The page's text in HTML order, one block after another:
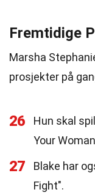
Fremtidige
Marsha
prosjekter på
26
Hun skal
Your
27
Blake har
Fight".